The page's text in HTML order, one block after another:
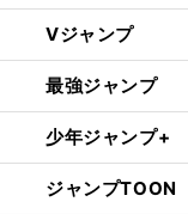
Vジャンプ
最強ジャンプ
少年ジャンプ+
ジャンプTOON